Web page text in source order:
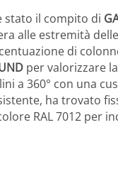
stato il compito di
alle estremità
di
per valorizzare
a 360° con una
ha trovato
RAL 7012 per